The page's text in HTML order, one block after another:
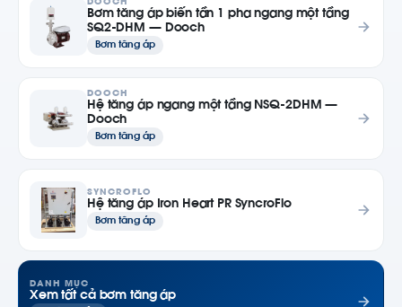
DOOCH
Bơm tăng áp biến tần 1 pha ngang một tầng
SQ2-DHM — Dooch
Bơm tăng áp
DOOCH
Hệ tăng áp ngang một tầng NSQ-2DHM —
Dooch
Bơm tăng áp
SYNCROFLO
Hệ tăng áp Iron Heart PR SyncroFlo
Bơm tăng áp
DANH MỤC
Xem tất cả bơm tăng áp